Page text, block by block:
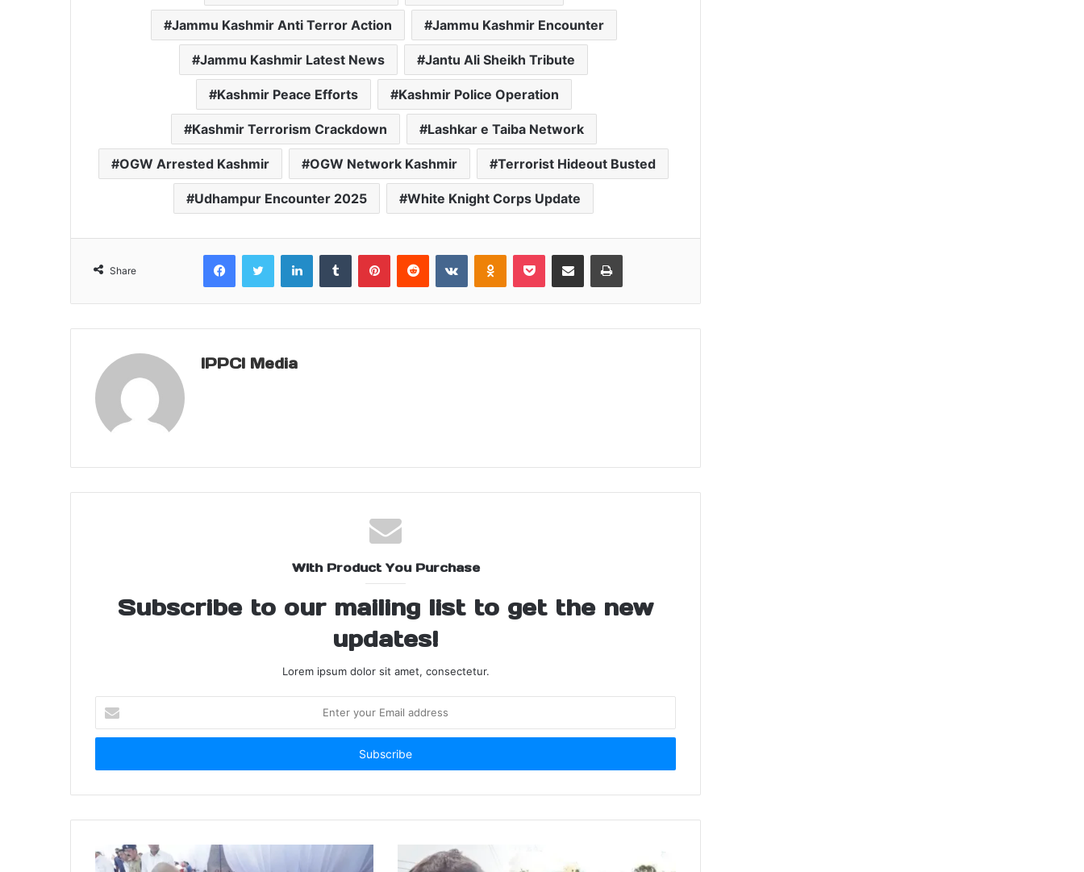
Jammu Kashmir Anti Terror Action Jammu Kashmir Encounter
Jammu Kashmir Latest News Jantu Ali Sheikh Tribute
Kashmir Peace Efforts Kashmir Police Operation
Kashmir Terrorism Crackdown Lashkar e Taiba Network
OGW Arrested Kashmir OGW Network Kashmir Terrorist Hideout Busted
Udhampur Encounter 2025 White Knight Corps Update
Share
FacebookTwitter LinkedInTumblr PinterestReddit VKontakteOdnoklassniki
Pocket Share via Email Print
IPPCI Media
With Product You Purchase
Subscribe to our mailing list to get the new
updates!
Lorem ipsum dolor sit amet, consectetur.
your
Email